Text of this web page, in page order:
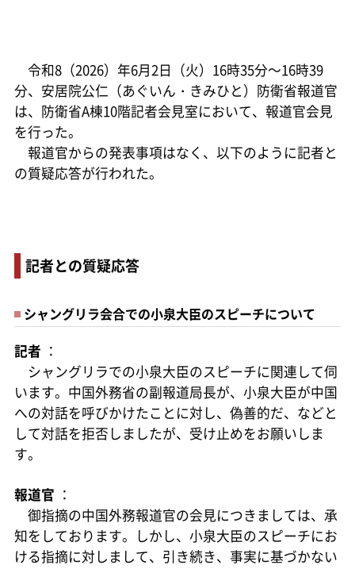
令和8（2026）年6月2日（火）16時35分～16時39
分、安居院公仁（あぐいん・きみひと）防衛省報道官
は、防衛省A棟10階記者会見室において、報道官会見
を行った。
報道官からの発表事項はなく、以下のように記者と
の質疑応答が行われた。
記者との質疑応答
シャングリラ会合での小泉大臣のスピーチについて
記者 ：
シャングリラでの小泉大臣のスピーチに関連して伺
います。中国外務省の副報道局長が、小泉大臣が中国
への対話を呼びかけたことに対し、偽善的だ、などと
して対話を拒否しましたが、受け止めをお願いしま
す。
報道官 ：
御指摘の中国外務報道官の会見につきましては、承
知をしております。しかし、小泉大臣のスピーチにお
ける指摘に対しまして、引き続き、事実に基づかない